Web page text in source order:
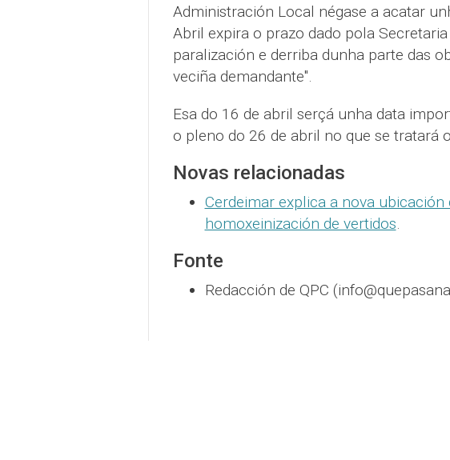
Administración Local négase a acatar
Abril expira o prazo dado pola
paralización e derriba dunha parte das
veciña demandante".
Esa do 16 de abril serçá unha data
o pleno do 26 de abril no que se tratará
Novas relacionadas
Cerdeimar explica a nova ubicación
homoxeinización de vertidos.
Fonte
Redacción de QPC